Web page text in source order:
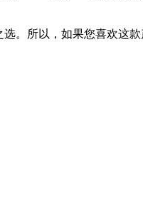
。所以，如果您喜欢这